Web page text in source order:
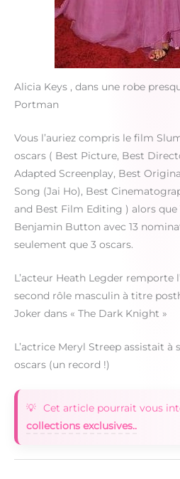
Alicia Keys , dans une robe
Portman
Vous l’auriez compris le film
oscars ( Best Picture, Best
Adapted Screenplay, Best
Song (Jai Ho), Best
and Best Film Editing ) alors que
Benjamin Button avec 13
seulement que 3 oscars.
L’acteur Heath Legder remporte
second rôle masculin à titre
Joker dans « The Dark Knight »
L’actrice Meryl Streep assistait à
oscars (un record !)
Cet article pourrait vous
collections exclusives..